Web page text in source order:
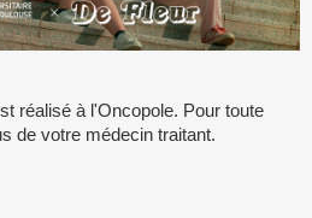
réalisé à l'Oncopole. Pour toute
de votre médecin traitant.